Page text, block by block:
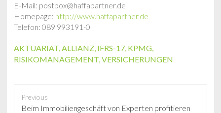
E-Mail: postbox@haffapartner.de
Homepage: http://www.haffapartner.de
Telefon: 089 993191-0
AKTUARIAT,ALLIANZ, IFRS-17, KPMG,
RISIKOMANAGEMENT,VERSICHERUNGEN
Previous
P
Beim Immobiliengeschäft von Experten profitieren